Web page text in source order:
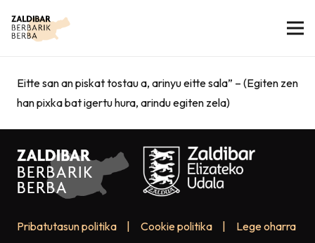
Eitte san an piskat tostau a, arinyu eitte sala” – (Egiten zen
han pixka bat igertu hura, arindu egiten zela)
Pribatutasun politika Cookie politika Lege oharra